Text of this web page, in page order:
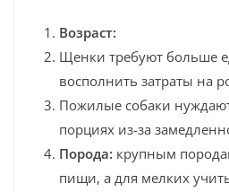
Возраст:
Щенки требуют больше
восполнить затраты на
Пожилые собаки
порциях из-за
Порода: крупным
пищи, а для мелких